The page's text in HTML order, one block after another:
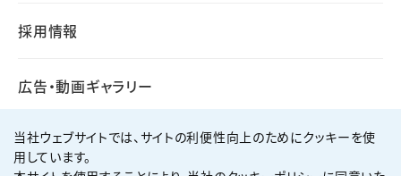
採用情報
広告・動画ギャラリー
当社ウェブサイトでは、サイトの利便性向上のためにクッキーを使
用しています。